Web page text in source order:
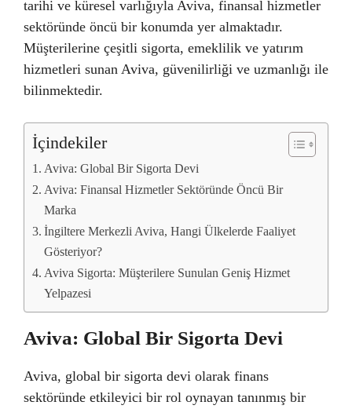
tarihi ve küresel varlığıyla Aviva, finansal hizmetler
sektöründe öncü bir konumda yer almaktadır.
Müşterilerine çeşitli sigorta, emeklilik ve yatırım
hizmetleri sunan Aviva, güvenilirliği ve uzmanlığı ile
bilinmektedir.
İçindekiler
Aviva: Global Bir Sigorta Devi
Aviva: Finansal Hizmetler Sektöründe Öncü Bir
Marka
İngiltere Merkezli Aviva, Hangi Ülkelerde Faaliyet
Gösteriyor?
Aviva Sigorta: Müşterilere Sunulan Geniş Hizmet
Yelpazesi
Aviva: Global Bir Sigorta Devi
Aviva, global bir sigorta devi olarak finans
sektöründe etkileyici bir rol oynayan tanınmış bir